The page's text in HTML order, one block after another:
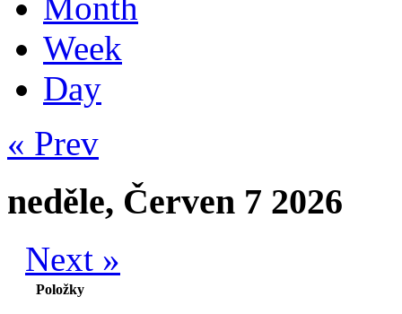
Week
Day
« Prev
neděle, Červen 7 2026
Next »
Položky